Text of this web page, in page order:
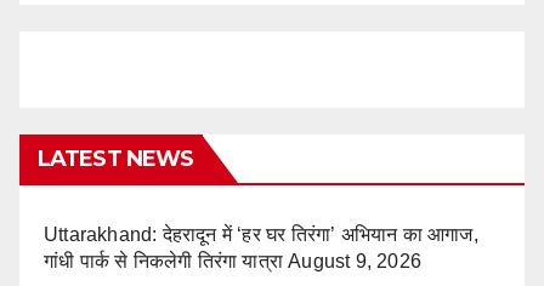
LATEST NEWS
Uttarakhand: देहरादून में ‘हर घर तिरंगा’ अभियान का आगाज,
गांधी पार्क से निकलेगी तिरंगा यात्रा August 9, 2026